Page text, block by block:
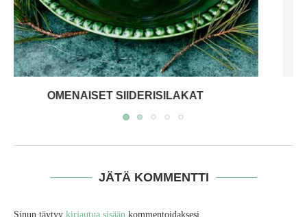
JOULUSIIKA
JÄTÄ KOMMENTTI
Sinun täytyy kirjautua sisään kommentoidaksesi.